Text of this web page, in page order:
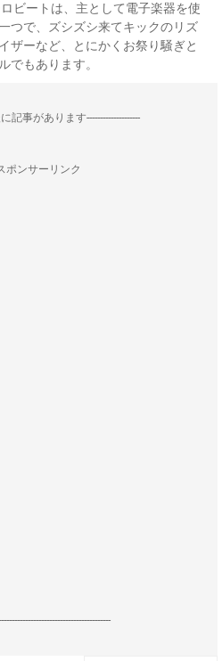
ビートは、主として電子楽器を使
つで、ズシズシ来てキックのリズ
ザーなど、とにかくお祭り騒ぎと
でもあります。
記事があります--------------------
ポンサーリンク